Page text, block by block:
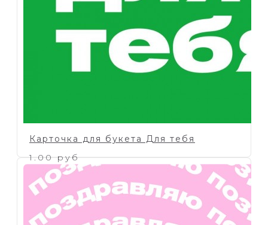
Карточка для букета Для тебя
1.00 руб